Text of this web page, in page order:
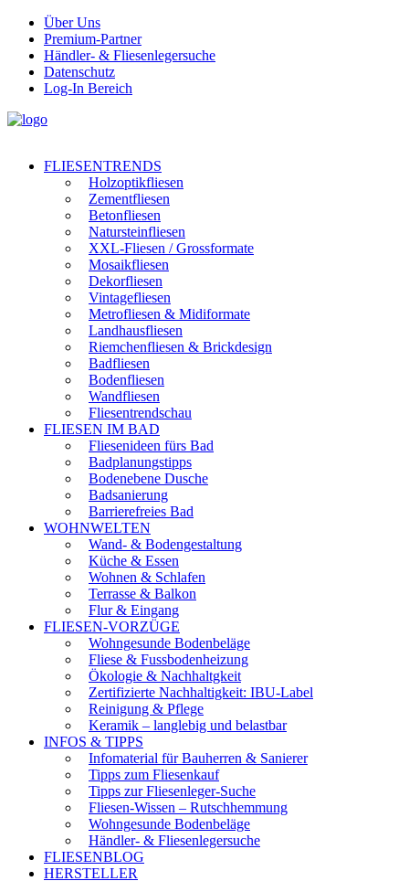
Über Uns
Premium-Partner
Händler- & Fliesenlegersuche
Datenschutz
Log-In Bereich
FLIESENTRENDS
Holzoptikfliesen
Zementfliesen
Betonfliesen
Natursteinfliesen
XXL-Fliesen / Grossformate
Mosaikfliesen
Dekorfliesen
Vintagefliesen
Metrofliesen & Midiformate
Landhausfliesen
Riemchenfliesen & Brickdesign
Badfliesen
Bodenfliesen
Wandfliesen
Fliesentrendschau
FLIESEN IM BAD
Fliesenideen fürs Bad
Badplanungstipps
Bodenebene Dusche
Badsanierung
Barrierefreies Bad
WOHNWELTEN
Wand- & Bodengestaltung
Küche & Essen
Wohnen & Schlafen
Terrasse & Balkon
Flur & Eingang
FLIESEN-VORZÜGE
Wohngesunde Bodenbeläge
Fliese & Fussbodenheizung
Ökologie & Nachhaltgkeit
Zertifizierte Nachhaltigkeit: IBU-Label
Reinigung & Pflege
Keramik – langlebig und belastbar
INFOS & TIPPS
Infomaterial für Bauherren & Sanierer
Tipps zum Fliesenkauf
Tipps zur Fliesenleger-Suche
Fliesen-Wissen – Rutschhemmung
Wohngesunde Bodenbeläge
Händler- & Fliesenlegersuche
FLIESENBLOG
HERSTELLER